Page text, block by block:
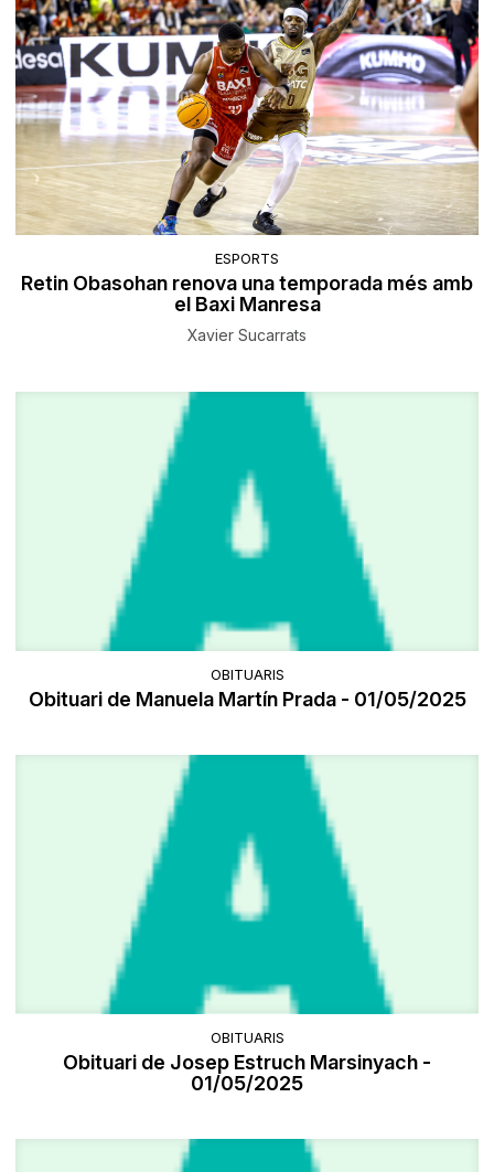
ESPORTS
Retin Obasohan renova una temporada més amb
el Baxi Manresa
Xavier Sucarrats
OBITUARIS
Obituari de Manuela Martín Prada - 01/05/2025
OBITUARIS
Obituari de Josep Estruch Marsinyach -
01/05/2025